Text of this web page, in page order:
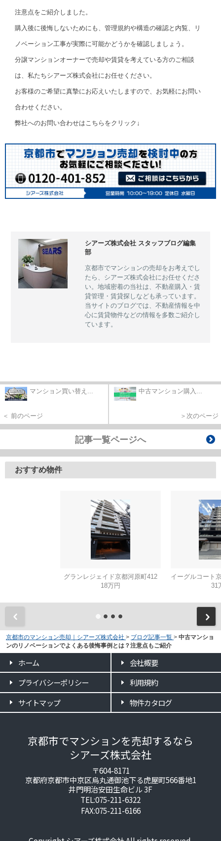
注意点をご紹介しました。
購入後に後悔しないためにも、管理規約や構造の確認と内覧、リ
ノベーション工事が実際に可能かどうかを確認しましょう。
分譲マンションオーナーで売却や賃貸を考えている方のご相談
は、私たちシアーズ株式会社にお任せください。
お客様のご希望に真摯にお応えいたしますので、お気軽にお問い
合わせください。
弊社へのお問い合わせはこちらをクリック↓
シアーズ株式会社 スタッフブログ編集
部
京都市でマンションの売却をお考えでし
たら、シアーズ株式会社にお任せくださ
い。地域密着の当社は、不動産購入・賃
貸管理・賃貸探しなども承っています。
当サイトのブログでは、不動産情報を中
心に賃貸物件などの情報を多数ご紹介し
ています。
マンション買い替え...
＜ 前のページ
中古マンション購入...
＞次のページ
記事一覧ページへ
おすすめ物件
グランレジェイド京都河原町412
18万円
31
京都市のマンション売却｜シアーズ株式会社 > ブログ記事一覧 > 中古マンショ
ンのリノベーションでよくある後悔事例とは？注意点もご紹介
ホーム
会社概要
プライバシーポリシー
利用規約
サイトマップ
物件カタログ
京都市でマンションを売却するなら
シアーズ株式会社
〒604-8171
京都府京都市中京区烏丸通御池下る虎屋町566番地1
井門明治安田生命ビル 3F
TEL:075-211-6322
FAX:075-211-6166